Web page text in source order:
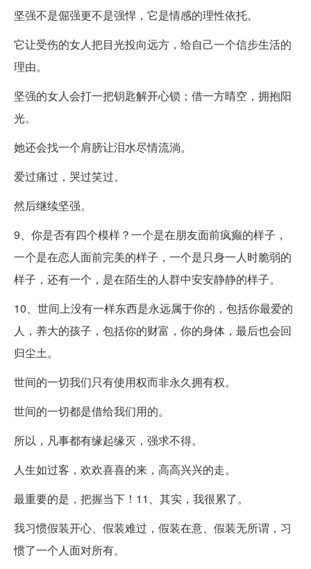
坚强不是倔强更不是强悍，它是情感的理性依托。
它让受伤的女人把目光投向远方，给自己一个信步生活的
理由。
坚强的女人会打一把钥匙解开心锁；借一方晴空，拥抱阳
光。
她还会找一个肩膀让泪水尽情流淌。
爱过痛过，哭过笑过。
然后继续坚强。
9、你是否有四个模样？一个是在朋友面前疯癫的样子，
一个是在恋人面前完美的样子，一个是只身一人时脆弱的
样子，还有一个，是在陌生的人群中安安静静的样子。
10、世间上没有一样东西是永远属于你的，包括你最爱的
人，养大的孩子，包括你的财富，你的身体，最后也会回
归尘土。
世间的一切我们只有使用权而非永久拥有权。
世间的一切都是借给我们用的。
所以，凡事都有缘起缘灭，强求不得。
人生如过客，欢欢喜喜的来，高高兴兴的走。
最重要的是，把握当下！11、其实，我很累了。
我习惯假装开心、假装难过，假装在意、假装无所谓，习
惯了一个人面对所有。